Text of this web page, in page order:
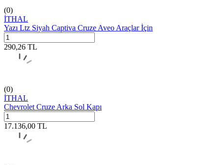
(0)
İTHAL
Yazı Ltz Siyah Captiva Cruze Aveo Araçlar İçin
290,26 TL
(0)
İTHAL
Chevrolet Cruze Arka Sol Kapı
17.136,00 TL